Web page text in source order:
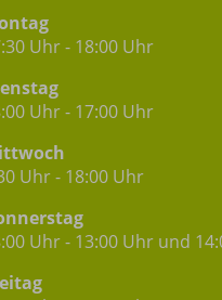
Uhr - 18:00 Uhr
Uhr - 17:00 Uhr
Uhr - 18:00 Uhr
Uhr - 13:00 Uhr und